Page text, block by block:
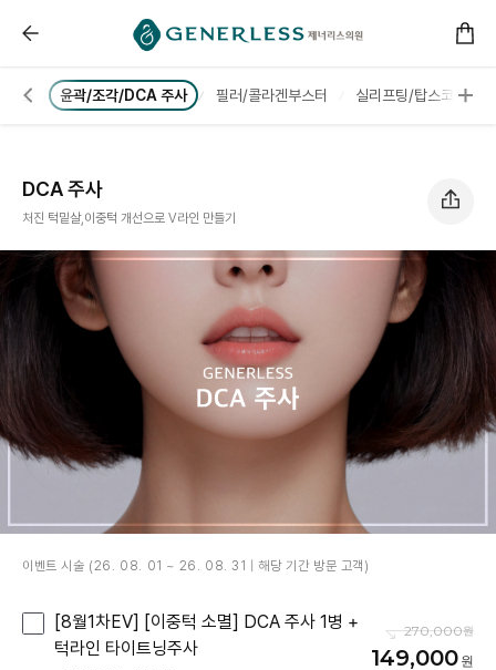
DCA 주사 :: 부천피부과
톡스 윤곽/조각/DCA 주사 필러/콜라겐부스터 실리프팅/탑스코
DCA 주사
처진 턱밑살,이중턱 개선으로 V라인 만들기
이벤트 시술 (26. 08. 01 ~ 26. 08. 31 | 해당 기간 방문 고객)
[8월1차EV] [이중턱 소멸] DCA 주사 1병 +
턱라인 타이트닝주사
270,000
149,000